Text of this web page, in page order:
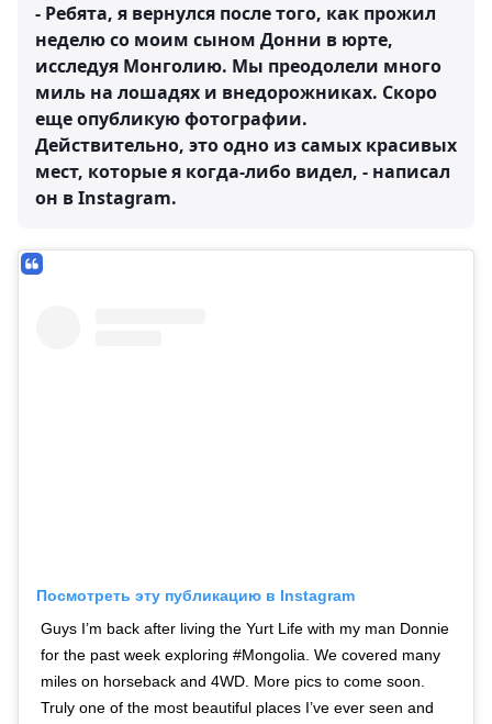
- Ребята, я вернулся после того, как прожил
неделю со моим сыном Донни в юрте,
исследуя Монголию. Мы преодолели много
миль на лошадях и внедорожниках. Скоро
еще опубликую фотографии.
Действительно, это одно из самых красивых
мест, которые я когда-либо видел, - написал
он в Instagram.
Посмотреть эту публикацию в Instagram
Guys I’m back after living the Yurt Life with my man Donnie
for the past week exploring #Mongolia. We covered many
miles on horseback and 4WD. More pics to come soon.
Truly one of the most beautiful places I’ve ever seen and